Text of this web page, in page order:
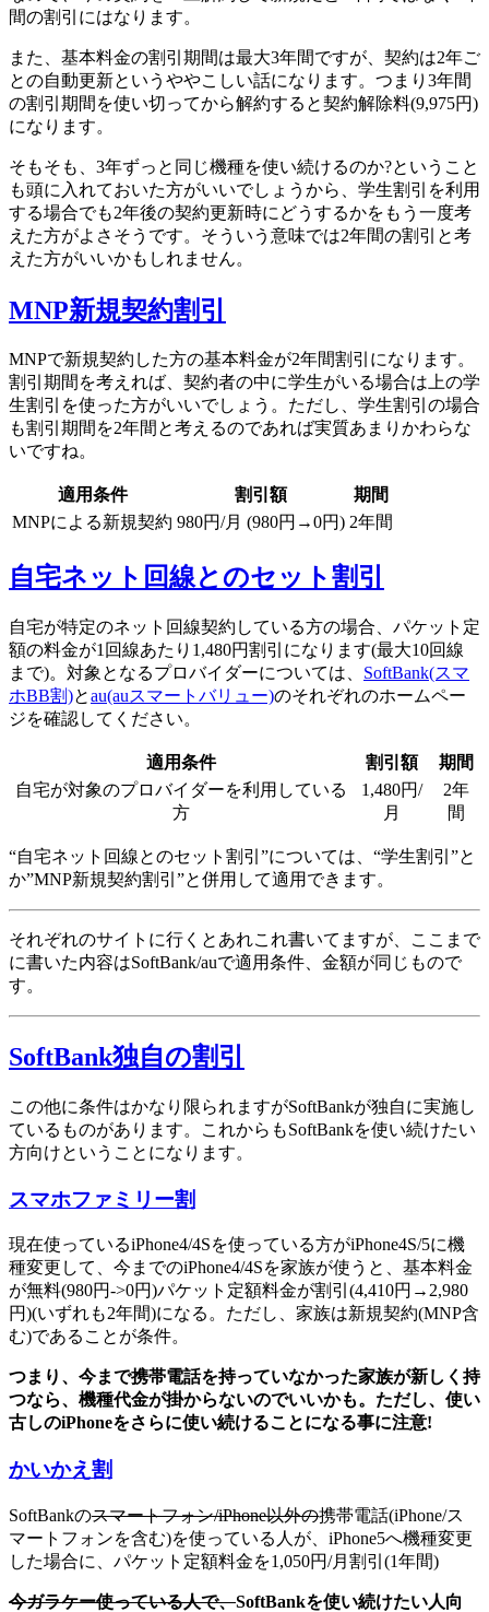
間の割引にはなります。
また、基本料金の割引期間は最大3年間ですが、契約は2年ご
との自動更新というややこしい話になります。つまり3年間
の割引期間を使い切ってから解約すると契約解除料(9,975円)
になります。
そもそも、3年ずっと同じ機種を使い続けるのか?ということ
も頭に入れておいた方がいいでしょうから、学生割引を利用
する場合でも2年後の契約更新時にどうするかをもう一度考
えた方がよさそうです。そういう意味では2年間の割引と考
えた方がいいかもしれません。
MNP新規契約割引
MNPで新規契約した方の基本料金が2年間割引になります。
割引期間を考えれば、契約者の中に学生がいる場合は上の学
生割引を使った方がいいでしょう。ただし、学生割引の場合
も割引期間を2年間と考えるのであれば実質あまりかわらな
いですね。
適用条件 割引額
期間
MNPによる新規契約 980円/月 (980円→0円) 2年間
自宅ネット回線とのセット割引
自宅が特定のネット回線契約している方の場合、パケット定
額の料金が1回線あたり1,480円割引になります(最大10回線
まで)。対象となるプロバイダーについては、 SoftBank(スマ
ホBB割)とau(auスマートバリュー)のそれぞれのホームペー
ジを確認してください。
適用条件 割引額
期間
自宅が対象のプロバイダーを利用している
方
1,480円/
月
2年
間
“自宅ネット回線とのセット割引”については、“学生割引”と
か”MNP新規契約割引”と併用して適用できます。
それぞれのサイトに行くとあれこれ書いてますが、ここまで
に書いた内容はSoftBank/auで適用条件、金額が同じもので
す。
SoftBank独自の割引
この他に条件はかなり限られますがSoftBankが独自に実施し
ているものがあります。これからもSoftBankを使い続けたい
方向けということになります。
スマホファミリー割
現在使っているiPhone4/4Sを使っている方がiPhone4S/5に機
種変更して、今までのiPhone4/4Sを家族が使うと、基本料金
が無料(980円->0円)パケット定額料金が割引(4,410円→2,980
円)(いずれも2年間)になる。ただし、家族は新規契約(MNP含
む)であることが条件。
つまり、今まで携帯電話を持っていなかった家族が新しく持
つなら、機種代金が掛からないのでいいかも。ただし、使い
古しのiPhoneをさらに使い続けることになる事に注意!
かいかえ割
SoftBankのスマートフォン/iPhone以外の携帯電話(iPhone/ス
マートフォンを含む)を使っている人が、iPhone5へ機種変更
した場合に、パケット定額料金を1,050円/月割引(1年間)
今ガラケー使っている人で、SoftBankを使い続けたい人向